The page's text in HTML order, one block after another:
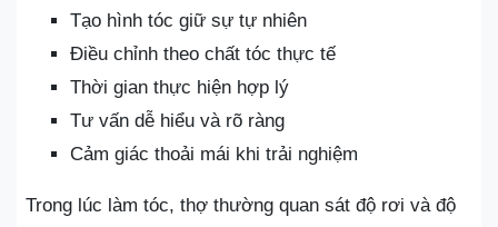
Tạo hình tóc giữ sự tự nhiên
Điều chỉnh theo chất tóc thực tế
Thời gian thực hiện hợp lý
Tư vấn dễ hiểu và rõ ràng
Cảm giác thoải mái khi trải nghiệm
Trong lúc làm tóc, thợ thường quan sát độ rơi và độ